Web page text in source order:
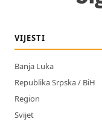
VIJESTI
Banja Luka
Republika Srpska / BiH
Region
Svijet